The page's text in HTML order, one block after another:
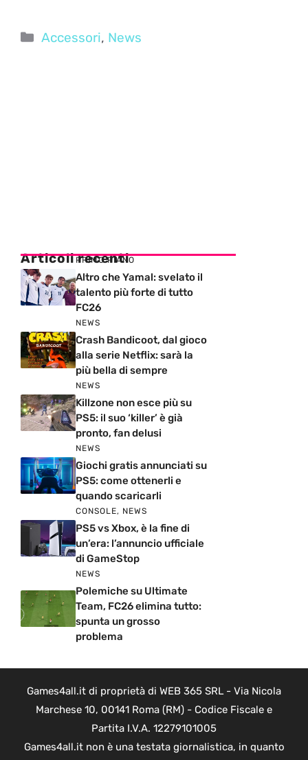
Categorie
Accessori, News
Articoli recenti
PRIMO PIANO
Altro che Yamal: svelato il
talento più forte di tutto
FC26
NEWS
Crash Bandicoot, dal gioco
alla serie Netflix: sarà la
più bella di sempre
NEWS
Killzone non esce più su
PS5: il suo ‘killer’ è già
pronto, fan delusi
NEWS
Giochi gratis annunciati su
PS5: come ottenerli e
quando scaricarli
CONSOLE, NEWS
PS5 vs Xbox, è la fine di
un’era: l’annuncio ufficiale
di GameStop
NEWS
Polemiche su Ultimate
Team, FC26 elimina tutto:
spunta un grosso
problema
Games4all.it di proprietà di WEB 365 SRL - Via Nicola
Marchese 10, 00141 Roma (RM) - Codice Fiscale e
Partita I.V.A. 12279101005
Games4all.it non è una testata giornalistica, in quanto